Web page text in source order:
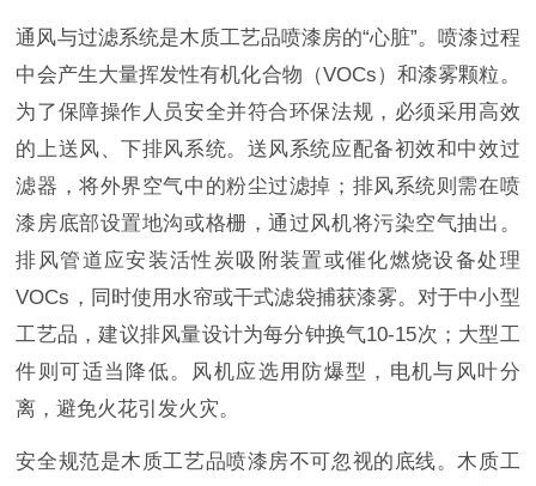
通风与过滤系统是木质工艺品喷漆房的“心脏”。喷漆过程
中会产生大量挥发性有机化合物（VOCs）和漆雾颗粒。
为了保障操作人员安全并符合环保法规，必须采用高效
的上送风、下排风系统。送风系统应配备初效和中效过
滤器，将外界空气中的粉尘过滤掉；排风系统则需在喷
漆房底部设置地沟或格栅，通过风机将污染空气抽出。
排风管道应安装活性炭吸附装置或催化燃烧设备处理
VOCs，同时使用水帘或干式滤袋捕获漆雾。对于中小型
工艺品，建议排风量设计为每分钟换气10-15次；大型工
件则可适当降低。风机应选用防爆型，电机与风叶分
离，避免火花引发火灾。
安全规范是木质工艺品喷漆房不可忽视的底线。木质工